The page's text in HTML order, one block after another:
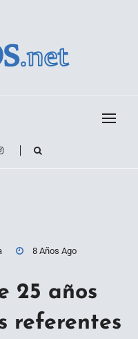
8 Años Ago
25 años
referentes